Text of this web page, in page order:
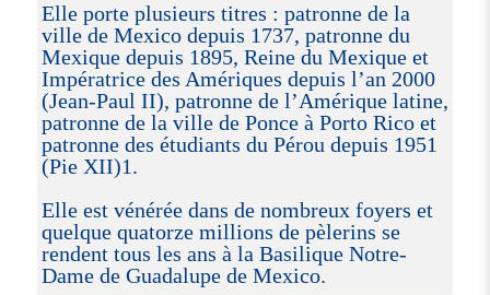
Elle porte plusieurs titres : patronne de la
ville de Mexico depuis 1737, patronne du
Mexique depuis 1895, Reine du Mexique et
Impératrice des Amériques depuis l’an 2000
(Jean-Paul II), patronne de l’Amérique latine,
patronne de la ville de Ponce à Porto Rico et
patronne des étudiants du Pérou depuis 1951
(Pie XII)1.
Elle est vénérée dans de nombreux foyers et
quelque quatorze millions de pèlerins se
rendent tous les ans à la Basilique Notre-
Dame de Guadalupe de Mexico.